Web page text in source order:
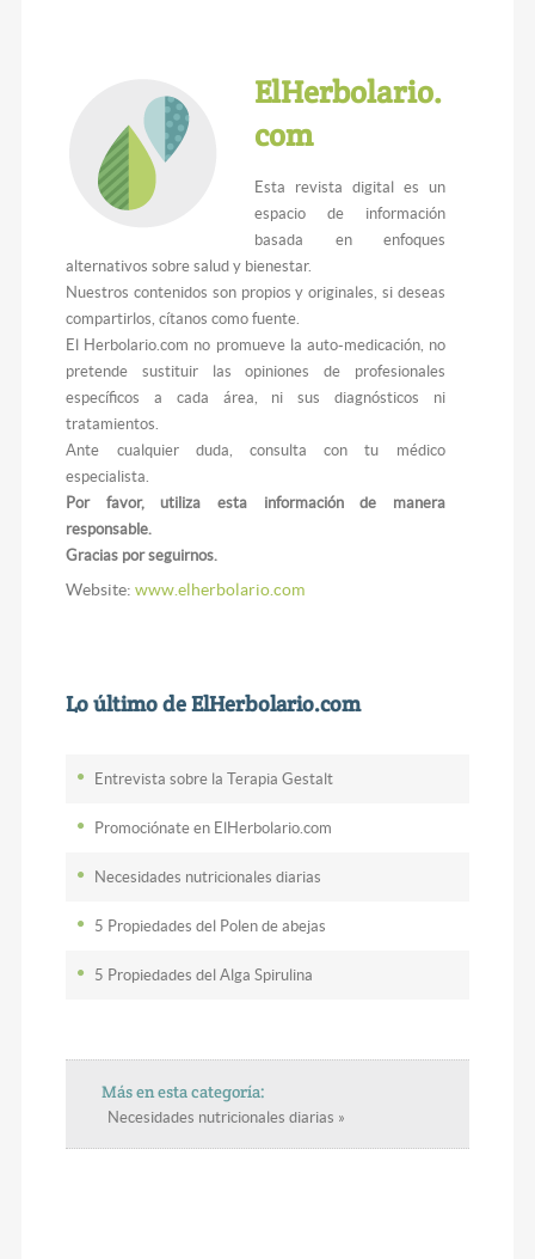
ElHerbolario.
com
Esta revista digital es un
espacio de información
basada en enfoques
alternativos sobre salud y bienestar.
Nuestros contenidos son propios y originales, si deseas
compartirlos, cítanos como fuente.
El Herbolario.com no promueve la auto-medicación, no
pretende sustituir las opiniones de profesionales
específicos a cada área, ni sus diagnósticos ni
tratamientos.
Ante cualquier duda, consulta con tu médico
especialista.
Por favor, utiliza esta información de manera
responsable.
Gracias por seguirnos.
Website:www.elherbolario.com
Lo último de ElHerbolario.com
Entrevista sobre la Terapia Gestalt
Promociónate en ElHerbolario.com
Necesidades nutricionales diarias
5 Propiedades del Polen de abejas
5 Propiedades del Alga Spirulina
Más en esta categoría:
Necesidades nutricionales diarias »